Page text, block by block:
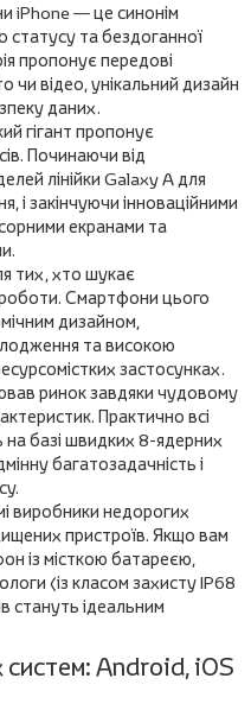
iPhone — це синонім
статусу та бездоганної
пропонує передові
відео, унікальний дизайн
даних.
гігант пропонує
Починаючи від
лінійки Galaxy A для
і закінчуючи інноваційними
екранами та
тих, хто шукає
Смартфони цього
дизайном,
та високою
застосунках.
ринок завдяки чудовому
Практично всі
базі швидких 8-ядерних
багатозадачність і
виробники недорогих
пристроїв. Якщо вам
із місткою батареєю,
(із класом захисту IP68
стануть ідеальним
систем: Android, iOS